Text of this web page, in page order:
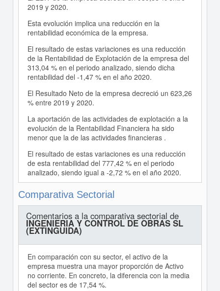
2019 y 2020.
Esta evolución implica una reducción en la
rentabilidad económica de la empresa.
El resultado de estas variaciones es una reducción
de la Rentabilidad de Explotación de la empresa del
313,04 % en el periodo analizado, siendo dicha
rentabilidad del -1,47 % en el año 2020.
El Resultado Neto de la empresa decreció un 623,26
% entre 2019 y 2020.
La aportación de las actividades de explotación a la
evolución de la Rentabilidad Financiera ha sido
menor que la de las actividades financieras .
El resultado de estas variaciones es una reducción
de esta rentabilidad del 777,42 % en el periodo
analizado, siendo igual a -2,72 % en el año 2020.
Comparativa Sectorial
Comentarios a la comparativa sectorial de
INGENIERIA Y CONTROL DE OBRAS SL
(EXTINGUIDA)
En comparación con su sector, el activo de la
empresa muestra una mayor proporción de Activo
no corriente. En concreto, la diferencia con la media
del sector es de 17,54 %.